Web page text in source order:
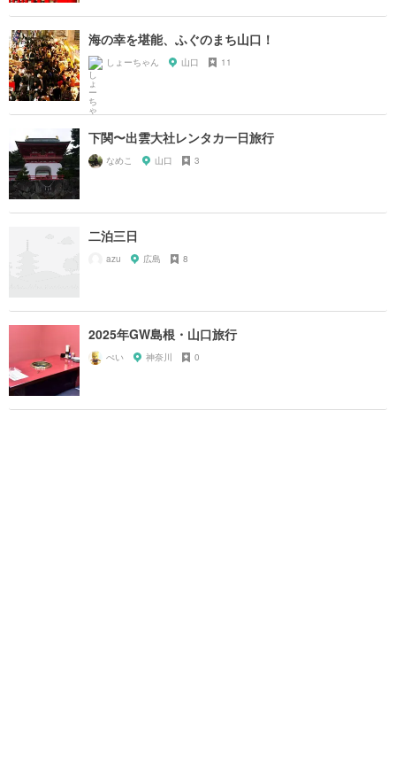
海の幸を堪能、ふぐのまち山口！
しょーちゃん 山口 11
下関〜出雲大社レンタカ一日旅行
なめこ 山口 3
二泊三日
azu 広島 8
2025年GW島根・山口旅行
ぺい 神奈川 0